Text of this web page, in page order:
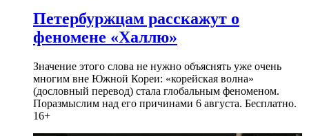
Петербуржцам расскажут о
феномене «Халлю»
Значение этого слова не нужно объяснять уже очень
многим вне Южной Кореи: «корейская волна»
(дословный перевод) стала глобальным феноменом.
Поразмыслим над его причинами 6 августа. Бесплатно.
16+